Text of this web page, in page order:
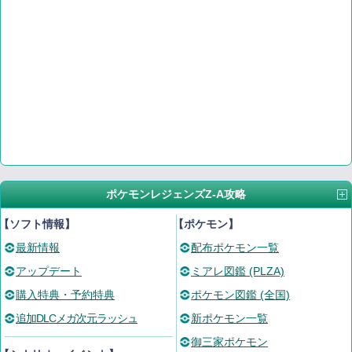
ポケモンレジェンズZ-A攻略
ソフト情報】
最新情報
アップデート
購入特典・予約特典
追加DLCメガ次元ラッシュ
【ポケモン】
配布ポケモン一覧
ミアレ図鑑 (PLZA)
ポケモン図鑑 (全国)
新ポケモン一覧
御三家ポケモン